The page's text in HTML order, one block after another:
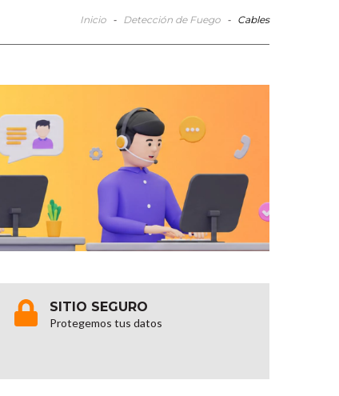
Inicio - Detección de Fuego - Cables
SITIO SEGURO
Protegemos tus datos